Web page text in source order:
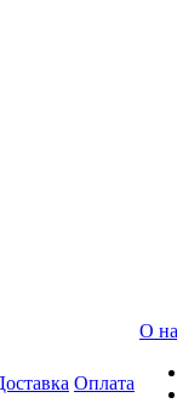
Оплата
О